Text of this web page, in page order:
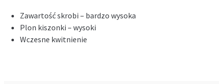
Zawartość skrobi – bardzo wysoka
Plon kiszonki – wysoki
Wczesne kwitnienie